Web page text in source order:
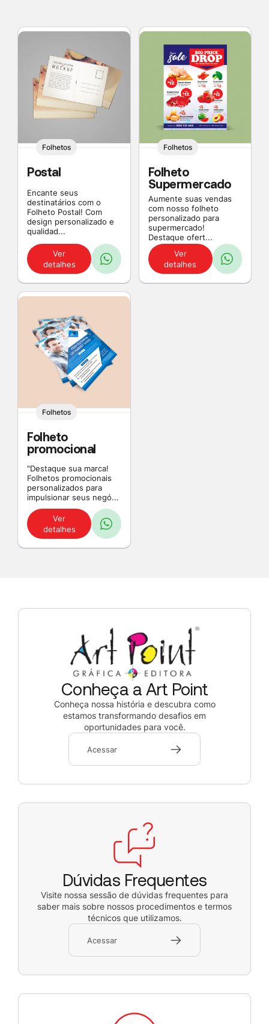
Folhetos
Postal
Encante seus
destinatários com o
Folheto Postal! Com
design personalizado e
qualidad...
Ver
detalhes
Folhetos
Folheto
Supermercado
Aumente suas vendas
com nosso folheto
personalizado para
supermercado!
Destaque ofert...
Ver
detalhes
Folhetos
Folheto
promocional
"Destaque sua marca!
Folhetos promocionais
personalizados para
impulsionar seus negó...
Ver
detalhes
Conheça a Art Point
Conheça nossa história e descubra como
estamos transformando desafios em
oportunidades para você.
Acessar
Dúvidas Frequentes
Visite nossa sessão de dúvidas frequentes para
saber mais sobre nossos procedimentos e termos
técnicos que utilizamos.
Acessar